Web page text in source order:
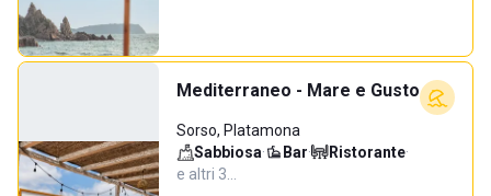
Mediterraneo - Mare e Gusto
Sorso, Platamona
Sabbiosa· Bar· Ristorante·
e altri 3…